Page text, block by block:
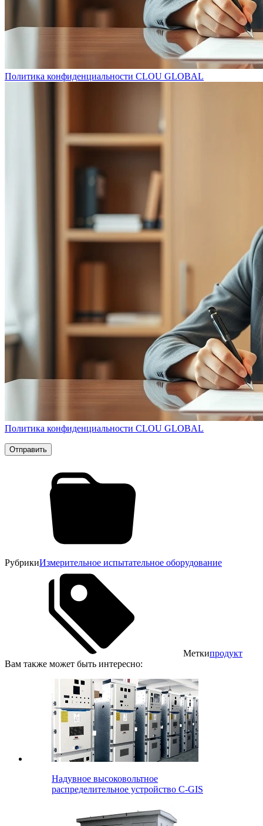
Политика конфиденциальности CLOU GLOBAL
Политика конфиденциальности CLOU GLOBAL
РубрикиИзмерительное испытательное оборудование
Меткипродукт
Вам также может быть интересно:
Надувное высоковольтное
распределительное устройство C-GIS